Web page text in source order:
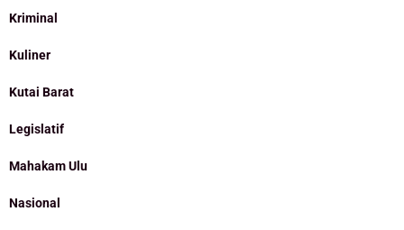
Kriminal
Kuliner
Kutai Barat
Legislatif
Mahakam Ulu
Nasional